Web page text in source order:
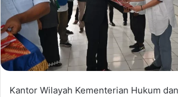
Kantor Wilayah Kementerian Hukum